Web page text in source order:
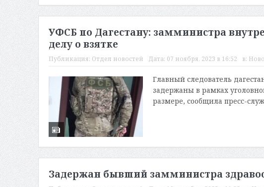
УФСБ по Дагестану: замминистра
делу о взятке
Публикация: Отдел новостей Дата: 07 ноября, 2023 в 16:52 в:
Главный следователь
задержаны в рамках
размере, сообщила пресс-
Задержан бывший замминистра